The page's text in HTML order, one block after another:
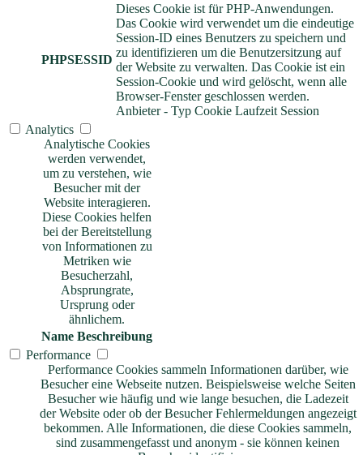
PHPSESSID
Dieses Cookie ist für PHP-Anwendungen.
Das Cookie wird verwendet um die eindeutige
Session-ID eines Benutzers zu speichern und
zu identifizieren um die Benutzersitzung auf
der Website zu verwalten. Das Cookie ist ein
Session-Cookie und wird gelöscht, wenn alle
Browser-Fenster geschlossen werden.
Anbieter - Typ Cookie Laufzeit Session
Analytics
Analytische Cookies
werden verwendet,
um zu verstehen, wie
Besucher mit der
Website interagieren.
Diese Cookies helfen
bei der Bereitstellung
von Informationen zu
Metriken wie
Besucherzahl,
Absprungrate,
Ursprung oder
ähnlichem.
Name Beschreibung
Performance
Performance Cookies sammeln Informationen darüber, wie
Besucher eine Webseite nutzen. Beispielsweise welche Seiten
Besucher wie häufig und wie lange besuchen, die Ladezeit
der Website oder ob der Besucher Fehlermeldungen angezeigt
bekommen. Alle Informationen, die diese Cookies sammeln,
sind zusammengefasst und anonym - sie können keinen